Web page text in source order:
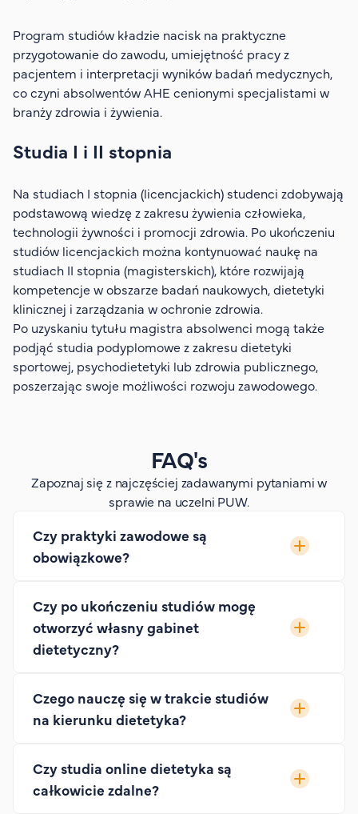
Program studiów kładzie nacisk na praktyczne
przygotowanie do zawodu, umiejętność pracy z
pacjentem i interpretacji wyników badań medycznych,
co czyni absolwentów AHE cenionymi specjalistami w
branży zdrowia i żywienia.
Studia I i II stopnia
Na studiach I stopnia (licencjackich) studenci zdobywają
podstawową wiedzę z zakresu żywienia człowieka,
technologii żywności i promocji zdrowia. Po ukończeniu
studiów licencjackich można kontynuować naukę na
studiach II stopnia (magisterskich), które rozwijają
kompetencje w obszarze badań naukowych, dietetyki
klinicznej i zarządzania w ochronie zdrowia.
Po uzyskaniu tytułu magistra absolwenci mogą także
podjąć studia podyplomowe z zakresu dietetyki
sportowej, psychodietetyki lub zdrowia publicznego,
poszerzając swoje możliwości rozwoju zawodowego.
FAQ's
Zapoznaj się z najczęściej zadawanymi pytaniami w
sprawie na uczelni PUW.
Czy praktyki zawodowe są
obowiązkowe?
Czy po ukończeniu studiów mogę
otworzyć własny gabinet
dietetyczny?
Czego nauczę się w trakcie studiów
na kierunku dietetyka?
Czy studia online dietetyka są
całkowicie zdalne?